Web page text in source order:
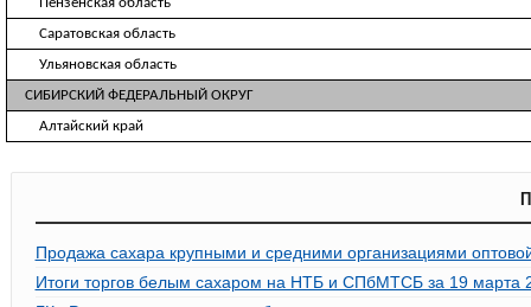
Саратовская область
Ульяновская область
СИБИРСКИЙ ФЕДЕРАЛЬНЫЙ ОКРУГ
Алтайский край
Продажа сахара крупными и средними организациями
Итоги торгов белым сахаром на НТБ и СПбМТСБ за 19 марта